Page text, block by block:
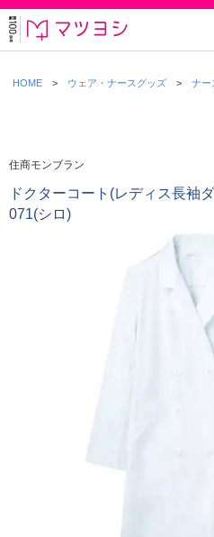
HOME ウェア・ナースグッズ ナー
住商モンブラン
ドクターコート(レディス長袖
071(シロ)